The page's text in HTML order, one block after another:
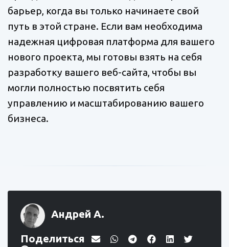
барьер, когда вы только начинаете свой
путь в этой стране. Если вам необходима
надежная цифровая платформа для вашего
нового проекта, мы готовы взять на себя
разработку вашего веб-сайта, чтобы вы
могли полностью посвятить себя
управлению и масштабированию вашего
бизнеса.
Андрей А.
Поделиться